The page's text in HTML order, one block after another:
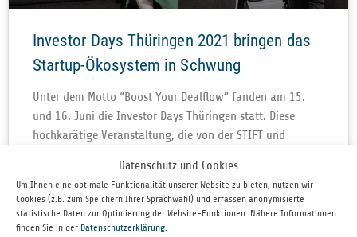
Datenschutz und Cookies
Um Ihnen eine optimale Funktionalität unserer Website zu bieten, nutzen wir
Cookies (z.B. zum Speichern Ihrer Sprachwahl) und erfassen anonymisierte
statistische Daten zur Optimierung der Website-Funktionen. Nähere Informationen
finden Sie in der Datenschutzerklärung.
Investor Days Thüringen 2021 bringen das
Startup-Ökosystem in Schwung
Unter dem Motto “Boost Your Deal­f­low” fan­den am 15.
und 16. Juni die Inves­tor Days Thü­rin­gen statt. Diese
hoch­ka­rä­tige Ver­an­stal­tung, die von der STIFT und
WEITERLESEN »
17. JUNI 2021